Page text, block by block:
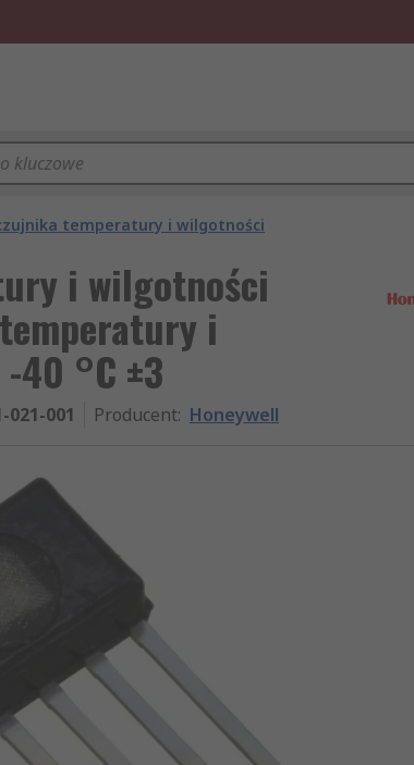
temperatury i wilgotności
i wilgotności
i
40 °C ±3
021-001 Producent: Honeywell